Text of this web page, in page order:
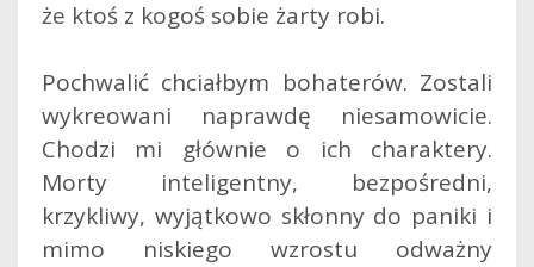
że ktoś z kogoś sobie żarty robi.
Pochwalić chciałbym bohaterów. Zostali
wykreowani naprawdę niesamowicie.
Chodzi mi głównie o ich charaktery.
Morty inteligentny, bezpośredni,
krzykliwy, wyjątkowo skłonny do paniki i
mimo niskiego wzrostu odważny